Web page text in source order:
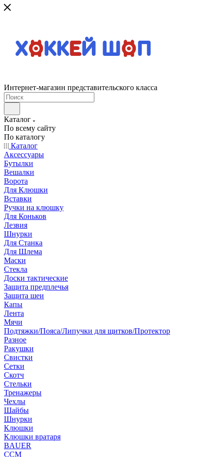
Интернет-магазин представительского класса
Каталог
По всему сайту
По каталогу
Каталог
Аксессуары
Бутылки
Вешалки
Ворота
Для Клюшки
Вставки
Ручки на клюшку
Для Коньков
Лезвия
Шнурки
Для Станка
Для Шлема
Маски
Стекла
Доски тактические
Защита предплечья
Защита шеи
Капы
Лента
Мячи
Подтяжки/Пояса/Липучки для щитков/Протектор
Разное
Ракушки
Свистки
Сетки
Скотч
Стельки
Тренажеры
Чехлы
Шайбы
Шнурки
Клюшки
Клюшки вратаря
BAUER
CCM